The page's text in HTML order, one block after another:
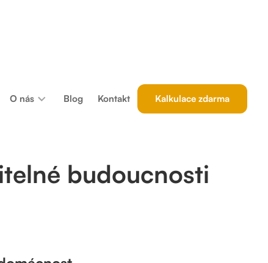
O nás Blog Kontakt Kalkulace zdarma
budoucnosti